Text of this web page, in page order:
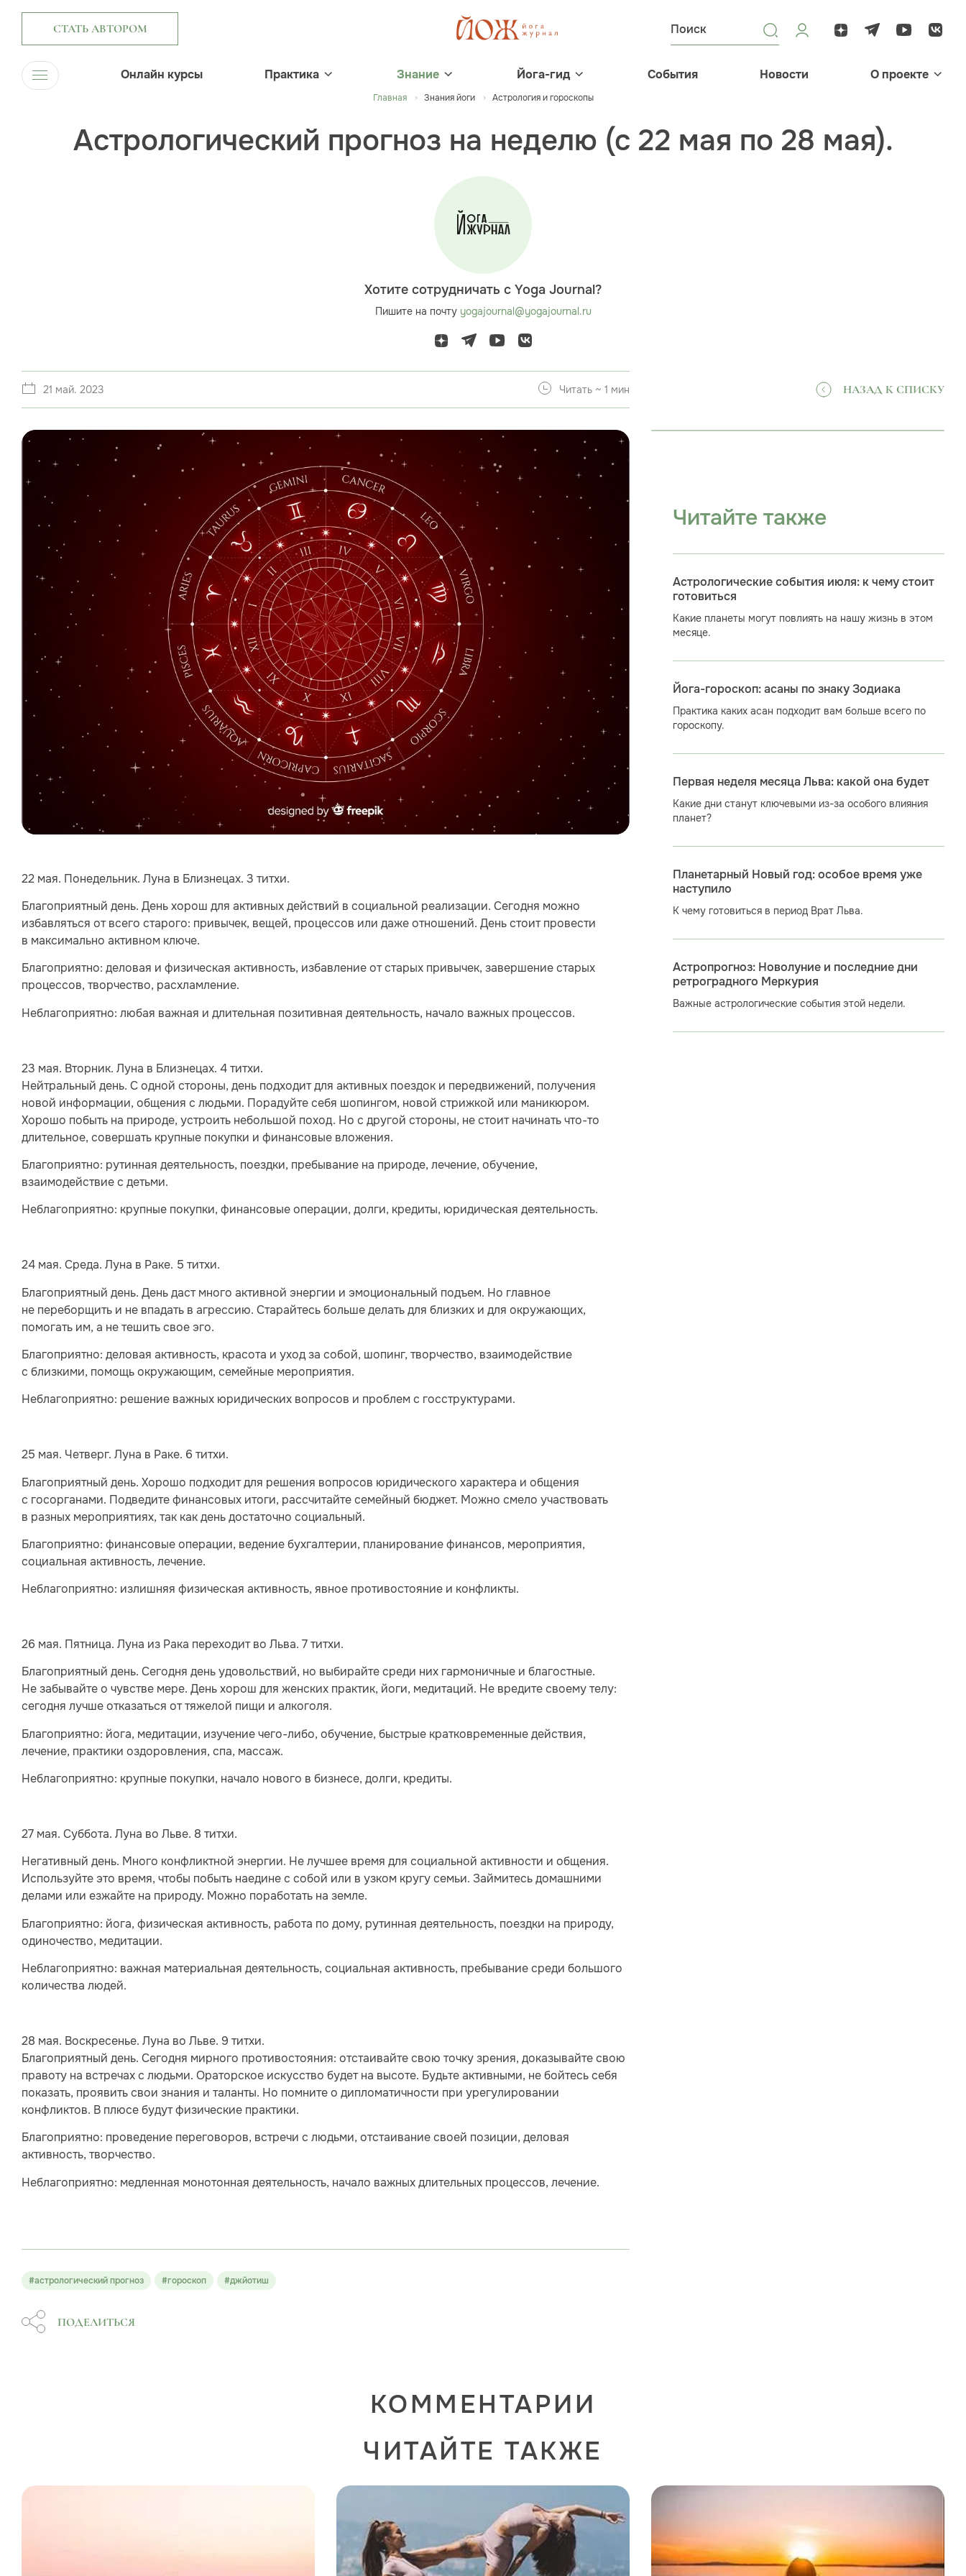
СТАТЬ АВТОРОМ
Онлайн курсы Практика Знание Йога-гид События Новости О проекте
Главная Знания йоги Астрология и гороскопы
Астрологический прогноз на неделю (с 22 мая по 28 мая).
Хотите сотрудничать с Yoga Journal?
Пишите на почту yogajournal@yogajournal.ru
21 май. 2023 Читать ~ 1 мин НАЗАД К СПИСКУ
22 мая. Понедельник. Луна в Близнецах. 3 титхи.
Благоприятный день. День хорош для активных действий в социальной реализации. Сегодня можно
избавляться от всего старого: привычек, вещей, процессов или даже отношений. День стоит провести
в максимально активном ключе.
Благоприятно: деловая и физическая активность, избавление от старых привычек, завершение старых
процессов, творчество, расхламление.
Неблагоприятно: любая важная и длительная позитивная деятельность, начало важных процессов.
23 мая. Вторник. Луна в Близнецах. 4 титхи.
Нейтральный день. С одной стороны, день подходит для активных поездок и передвижений, получения
новой информации, общения с людьми. Порадуйте себя шопингом, новой стрижкой или маникюром.
Хорошо побыть на природе, устроить небольшой поход. Но с другой стороны, не стоит начинать что-то
длительное, совершать крупные покупки и финансовые вложения.
Благоприятно: рутинная деятельность, поездки, пребывание на природе, лечение, обучение,
взаимодействие с детьми.
Неблагоприятно: крупные покупки, финансовые операции, долги, кредиты, юридическая деятельность.
24 мая. Среда. Луна в Раке. 5 титхи.
Благоприятный день. День даст много активной энергии и эмоциональный подъем. Но главное
не переборщить и не впадать в агрессию. Старайтесь больше делать для близких и для окружающих,
помогать им, а не тешить свое эго.
Благоприятно: деловая активность, красота и уход за собой, шопинг, творчество, взаимодействие
с близкими, помощь окружающим, семейные мероприятия.
Неблагоприятно: решение важных юридических вопросов и проблем с госструктурами.
25 мая. Четверг. Луна в Раке. 6 титхи.
Благоприятный день. Хорошо подходит для решения вопросов юридического характера и общения
с госорганами. Подведите финансовых итоги, рассчитайте семейный бюджет. Можно смело участвовать
в разных мероприятиях, так как день достаточно социальный.
Благоприятно: финансовые операции, ведение бухгалтерии, планирование финансов, мероприятия,
социальная активность, лечение.
Неблагоприятно: излишняя физическая активность, явное противостояние и конфликты.
26 мая. Пятница. Луна из Рака переходит во Льва. 7 титхи.
Благоприятный день. Сегодня день удовольствий, но выбирайте среди них гармоничные и благостные.
Не забывайте о чувстве мере. День хорош для женских практик, йоги, медитаций. Не вредите своему телу:
сегодня лучше отказаться от тяжелой пищи и алкоголя.
Благоприятно: йога, медитации, изучение чего-либо, обучение, быстрые кратковременные действия,
лечение, практики оздоровления, спа, массаж.
Неблагоприятно: крупные покупки, начало нового в бизнесе, долги, кредиты.
27 мая. Суббота. Луна во Льве. 8 титхи.
Негативный день. Много конфликтной энергии. Не лучшее время для социальной активности и общения.
Используйте это время, чтобы побыть наедине с собой или в узком кругу семьи. Займитесь домашними
делами или езжайте на природу. Можно поработать на земле.
Благоприятно: йога, физическая активность, работа по дому, рутинная деятельность, поездки на природу,
одиночество, медитации.
Неблагоприятно: важная материальная деятельность, социальная активность, пребывание среди большого
количества людей.
28 мая. Воскресенье. Луна во Льве. 9 титхи.
Благоприятный день. Сегодня мирного противостояния: отстаивайте свою точку зрения, доказывайте свою
правоту на встречах с людьми. Ораторское искусство будет на высоте. Будьте активными, не бойтесь себя
показать, проявить свои знания и таланты. Но помните о дипломатичности при урегулировании
конфликтов. В плюсе будут физические практики.
Благоприятно: проведение переговоров, встречи с людьми, отстаивание своей позиции, деловая
активность, творчество.
Неблагоприятно: медленная монотонная деятельность, начало важных длительных процессов, лечение.
#астрологический прогноз #гороскоп #джйотиш
ПОДЕЛИТЬСЯ
Читайте также
Астрологические события июля: к чему стоит
готовиться
Какие планеты могут повлиять на нашу жизнь в этом
месяце.
Йога-гороскоп: асаны по знаку Зодиака
Практика каких асан подходит вам больше всего по
гороскопу.
Первая неделя месяца Льва: какой она будет
Какие дни станут ключевыми из-за особого влияния
планет?
Планетарный Новый год: особое время уже
наступило
К чему готовиться в период Врат Льва.
Астропрогноз: Новолуние и последние дни
ретроградного Меркурия
Важные астрологические события этой недели.
КОММЕНТАРИИ
ЧИТАЙТЕ ТАКЖЕ